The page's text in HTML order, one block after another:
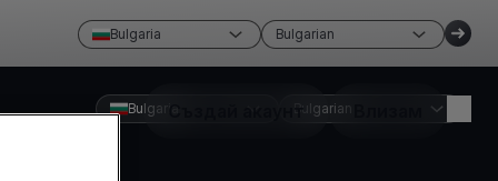
Bulgaria Bulgarian
Създай акаунт
Bulgaria Bulgarian